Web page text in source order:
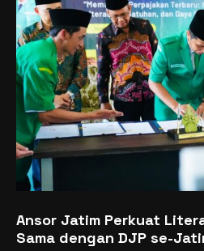
Ansor Jatim Perkuat
Sama dengan DJP se-